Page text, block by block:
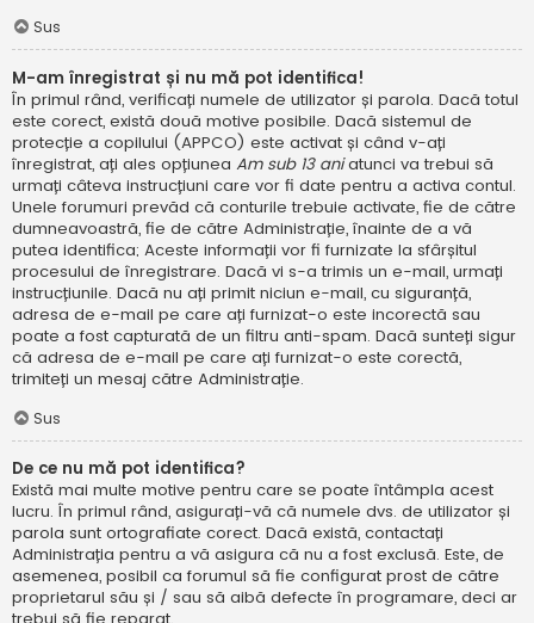
Sus
M-am înregistrat și nu mă pot identifica!
În primul rând, verificați numele de utilizator și parola. Dacă totul
este corect, există două motive posibile. Dacă sistemul de
protecție a copilului (APPCO) este activat și când v-ați
înregistrat, ați ales opțiunea Am sub 13 aniatunci va trebui să
urmați câteva instrucțiuni care vor fi date pentru a activa contul.
Unele forumuri prevăd că conturile trebuie activate, fie de către
dumneavoastră, fie de către Administrație, înainte de a vă
putea identifica; Aceste informații vor fi furnizate la sfârșitul
procesului de înregistrare. Dacă vi s-a trimis un e-mail, urmați
instrucțiunile. Dacă nu ați primit niciun e-mail, cu siguranță,
adresa de e-mail pe care ați furnizat-o este incorectă sau
poate a fost capturată de un filtru anti-spam. Dacă sunteți sigur
că adresa de e-mail pe care ați furnizat-o este corectă,
trimiteți un mesaj către Administrație.
Sus
De ce nu mă pot identifica?
Există mai multe motive pentru care se poate întâmpla acest
lucru. În primul rând, asigurați-vă că numele dvs. de utilizator și
parola sunt ortografiate corect. Dacă există, contactați
Administrația pentru a vă asigura că nu a fost exclusă. Este, de
asemenea, posibil ca forumul să fie configurat prost de către
proprietarul său și / sau să aibă defecte în programare, deci ar